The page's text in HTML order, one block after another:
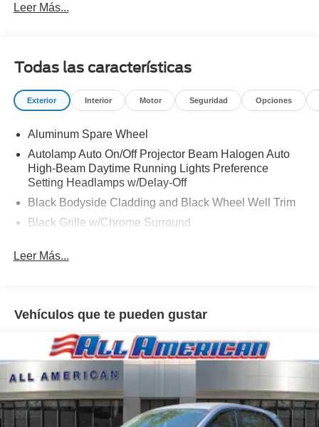
Leer Más...
Todas las características
Exterior Interior Motor Seguridad Opciones
Aluminum Spare Wheel
Autolamp Auto On/Off Projector Beam Halogen Auto
High-Beam Daytime Running Lights Preference
Setting Headlamps w/Delay-Off
Black Bodyside Cladding and Black Wheel Well Trim
Black Grille w/Chrome Surround
Accent
Strip/Fascia Accent and Black Bumper Insert
Body-Colored Power Heated Side Mirrors w/Manual
Folding
Chrome Side Windows Trim
Compact Spare Tire Mounted Inside Under Cargo
Deep Tinted Glass
Fixed Rear Window w/Wiper and Defroster
Leer Más...
Vehículos que te pueden gustar